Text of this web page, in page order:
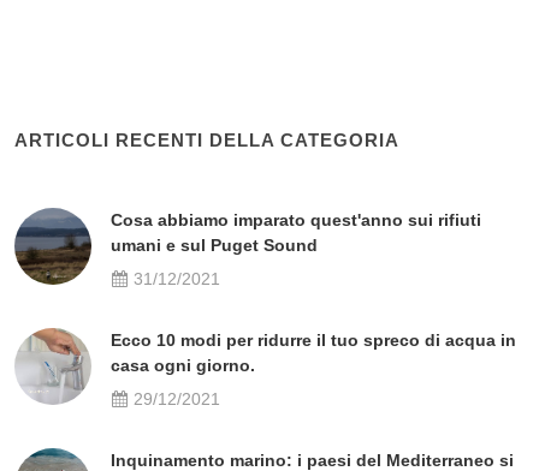
ARTICOLI RECENTI DELLA CATEGORIA
Cosa abbiamo imparato quest'anno sui rifiuti
umani e sul Puget Sound
31/12/2021
Ecco 10 modi per ridurre il tuo spreco di acqua in
casa ogni giorno.
29/12/2021
Inquinamento marino: i paesi del Mediterraneo si